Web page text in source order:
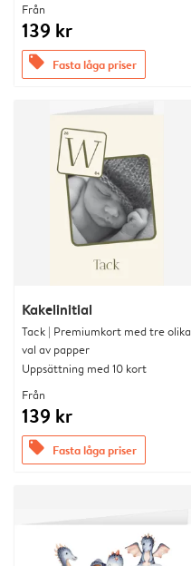
Från
139 kr
offers Fasta låga priser
Kakelinitial
Tack | Premiumkort med tre olika
val av papper
Uppsättning med 10 kort
Från
139 kr
offers Fasta låga priser